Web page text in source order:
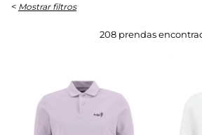
208 prendas
< Mostrar filtros